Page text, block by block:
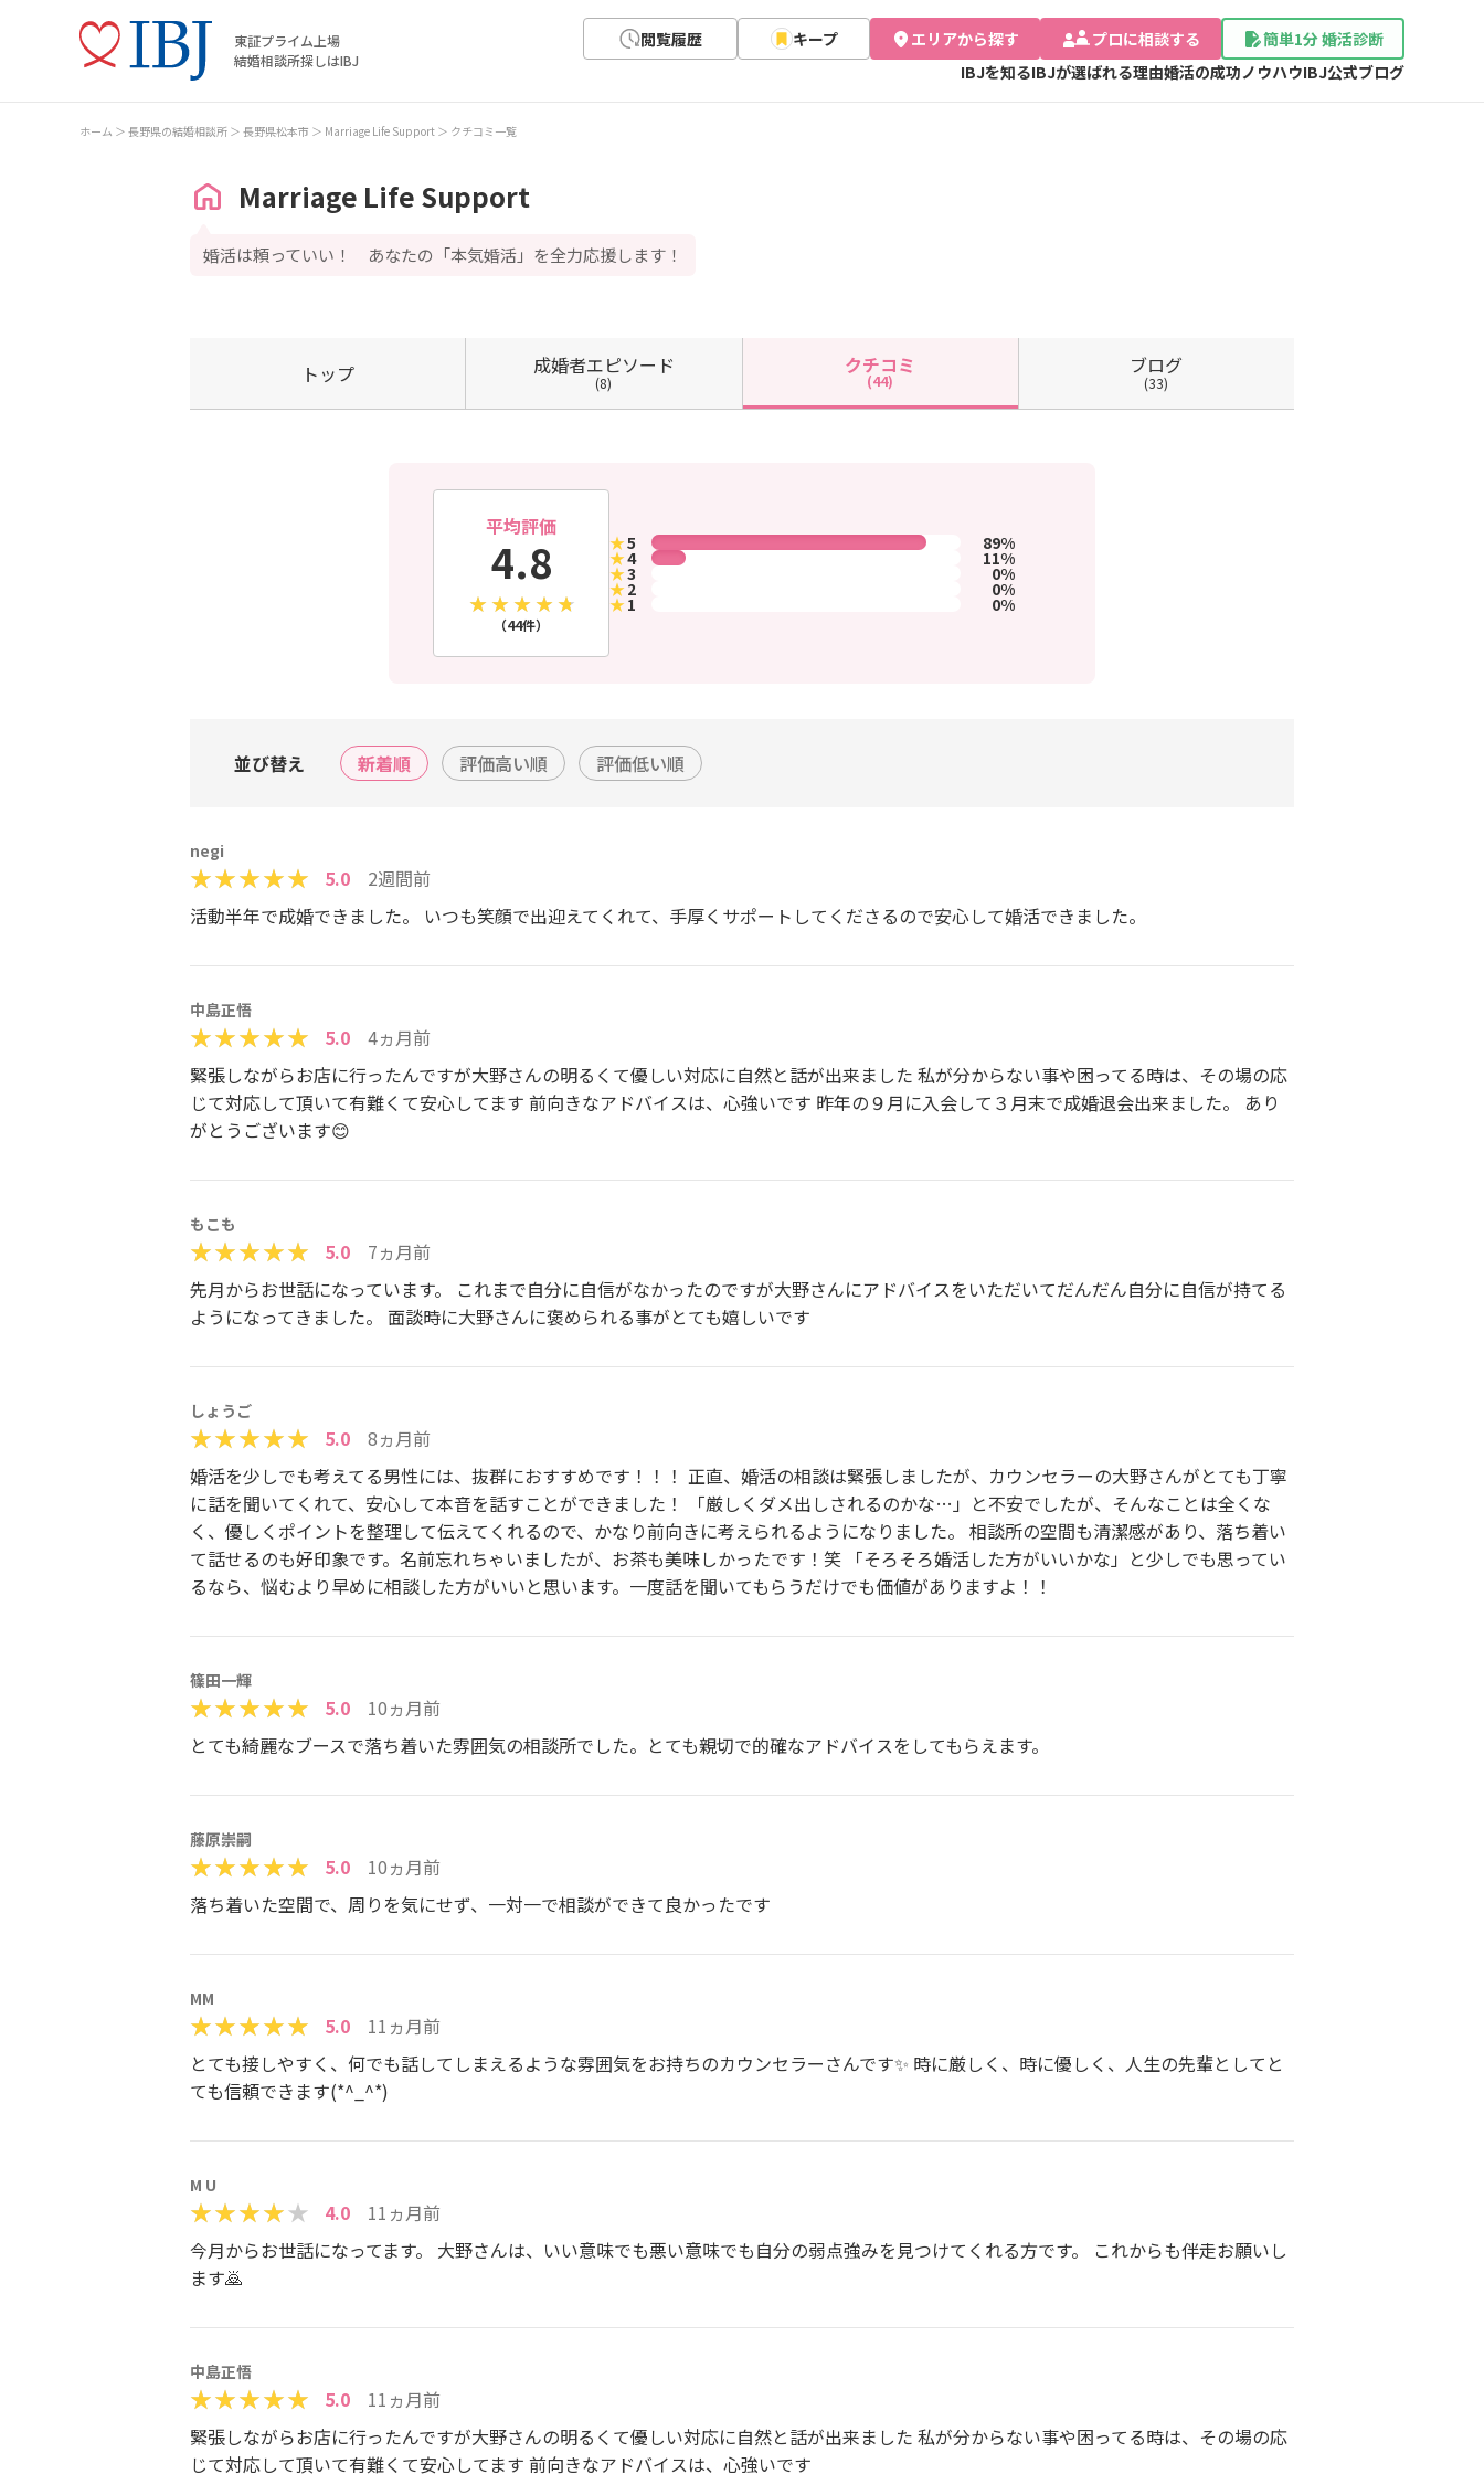
東証プライム上場
結婚相談所探しはIBJ
閲覧履歴 キープ エリアから探す プロに相談する
簡単1分 婚活診断
IBJを知るIBJが選ばれる理由婚活の成功ノウハウIBJ公式ブログ
ホーム 長野県の結婚相談所 長野県松本市 Marriage Life Support クチコミ一覧
Marriage Life Support
婚活は頼っていい！ あなたの「本気婚活」を全力応援します！
トップ 成婚者エピソード
(8)
クチコミ
(44)
ブログ
(33)
平均評価
4.8
（44件）
★5 89%
★4 11%
★3 0%
★ 2 0%
★ 1 0%
並び替え 新着順 評価高い順 評価低い順
negi
5.0
2週間前
活動半年で成婚できました。 いつも笑顔で出迎えてくれて、手厚くサポートしてくださるので安心して婚活できました。
中島正悟
5.0
4ヵ月前
緊張しながらお店に行ったんですが大野さんの明るくて優しい対応に自然と話が出来ました 私が分からない事や困ってる時は、その場の応
じて対応して頂いて有難くて安心してます 前向きなアドバイスは、心強いです 昨年の９月に入会して３月末で成婚退会出来ました。 あり
がとうございます😊
もこも
5.0
7ヵ月前
先月からお世話になっています。 これまで自分に自信がなかったのですが大野さんにアドバイスをいただいてだんだん自分に自信が持てる
ようになってきました。 面談時に大野さんに褒められる事がとても嬉しいです
しょうご
5.0
8ヵ月前
婚活を少しでも考えてる男性には、抜群におすすめです！！！ 正直、婚活の相談は緊張しましたが、カウンセラーの大野さんがとても丁寧
に話を聞いてくれて、安心して本音を話すことができました！ 「厳しくダメ出しされるのかな…」と不安でしたが、そんなことは全くな
く、優しくポイントを整理して伝えてくれるので、かなり前向きに考えられるようになりました。 相談所の空間も清潔感があり、落ち着い
て話せるのも好印象です。名前忘れちゃいましたが、お茶も美味しかったです！笑 「そろそろ婚活した方がいいかな」と少しでも思ってい
るなら、悩むより早めに相談した方がいいと思います。一度話を聞いてもらうだけでも価値がありますよ！！
篠田一輝
5.0
10ヵ月前
とても綺麗なブースで落ち着いた雰囲気の相談所でした。とても親切で的確なアドバイスをしてもらえます。
藤原崇嗣
5.0
10ヵ月前
落ち着いた空間で、周りを気にせず、一対一で相談ができて良かったです
MM
5.0
11ヵ月前
とても接しやすく、何でも話してしまえるような雰囲気をお持ちのカウンセラーさんです✨ 時に厳しく、時に優しく、人生の先輩としてと
ても信頼できます(*^_^*)
M U
4.0
11ヵ月前
今月からお世話になってます。 大野さんは、いい意味でも悪い意味でも自分の弱点強みを見つけてくれる方です。 これからも伴走お願いし
ます🙇
中島正悟
5.0
11ヵ月前
緊張しながらお店に行ったんですが大野さんの明るくて優しい対応に自然と話が出来ました 私が分からない事や困ってる時は、その場の応
じて対応して頂いて有難くて安心してます 前向きなアドバイスは、心強いです